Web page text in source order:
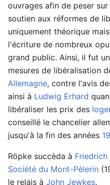
ouvrages afin de peser
soutien aux réformes de
uniquement théorique
l'écriture de nombreux
grand public. Ainsi, il fut
mesures de libéralisation
Allemagne, contre l'avis
ainsi à Ludwig Erhard
libéraliser les prix des
conseillé le chancelier
jusqu'à la fin des années
Röpke succèda à Friedrich
Société du Mont-Pèlerin
le relais à John Jewkes.